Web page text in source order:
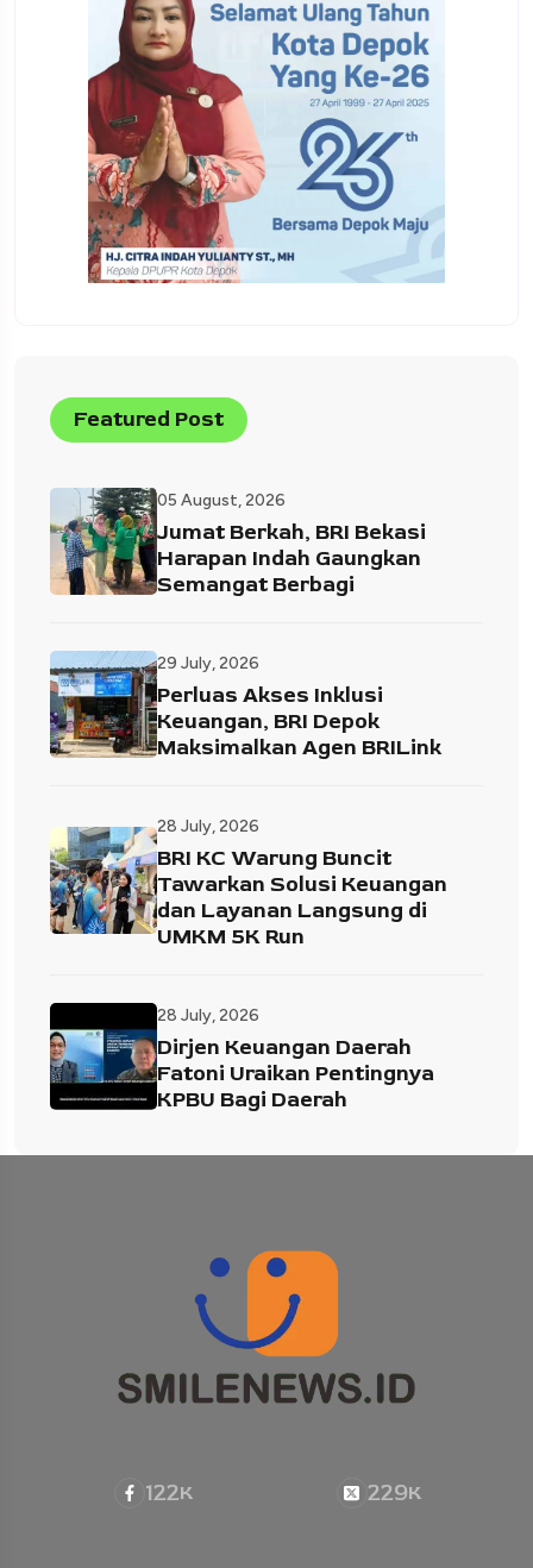
Featured Post
05 August, 2026
Jumat Berkah, BRI Bekasi
Harapan Indah Gaungkan
Semangat Berbagi
29 July, 2026
Perluas Akses Inklusi
Keuangan, BRI Depok
Maksimalkan Agen BRILink
28 July, 2026
BRI KC Warung Buncit
Tawarkan Solusi Keuangan
dan Layanan Langsung di
UMKM 5K Run
28 July, 2026
Dirjen Keuangan Daerah
Fatoni Uraikan Pentingnya
KPBU Bagi Daerah
122K 229K